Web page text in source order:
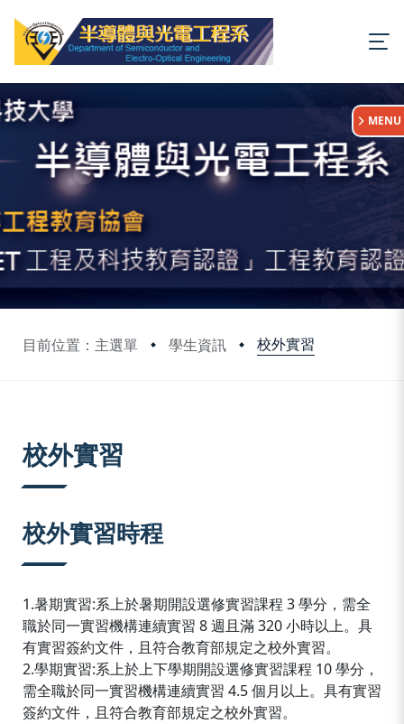
目前位置：主選單 學生資訊 校外實習
:::
MENU
校外實習
校外實習時程
1.暑期實習:系上於暑期開設選修實習課程 3 學分，需全
職於同一實習機構連續實習 8 週且滿 320 小時以上。具
有實習簽約文件，且符合教育部規定之校外實習。
2.學期實習:系上於上下學期開設選修實習課程 10 學分，
需全職於同一實習機構連續實習 4.5 個月以上。具有實習
簽約文件，且符合教育部規定之校外實習。